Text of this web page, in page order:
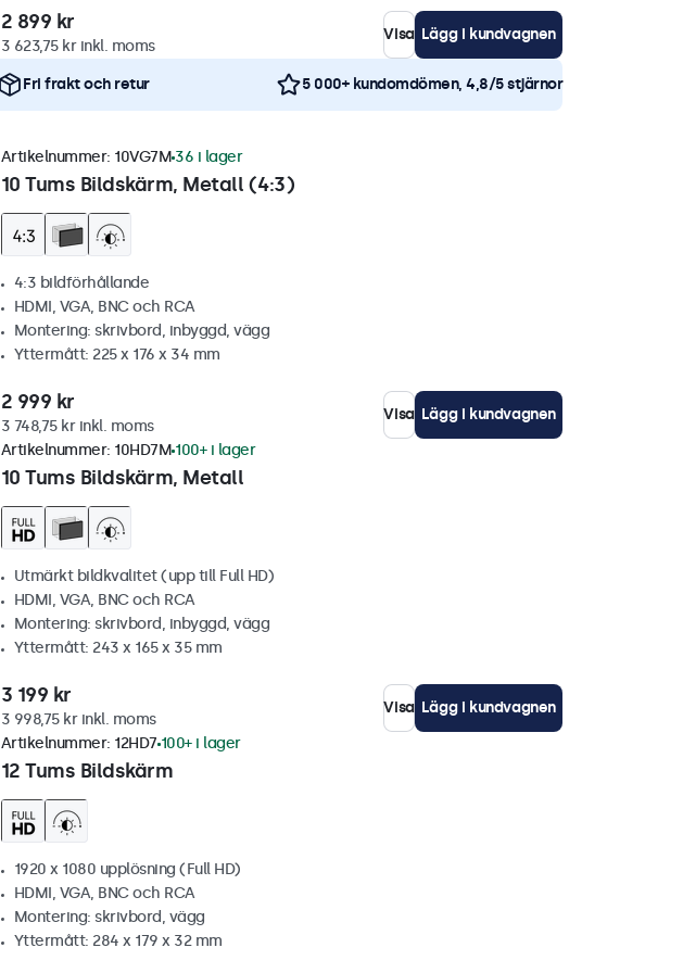
2 899 kr
3 623,75 kr inkl. moms
Visa Lägg i kundvagnen
Fri frakt och retur 5 000+ kundomdömen, 4,8/5 stjärnor
10 Tums Bildskärm, Metall (4:3)
Artikelnummer: 10VG7M 36 i lager
4:3 bildförhållande
HDMI, VGA, BNC och RCA
Montering: skrivbord, inbyggd, vägg
Yttermått: 225 x 176 x 34 mm
2 999 kr
3 748,75 kr inkl. moms
Visa Lägg i kundvagnen
10 Tums Bildskärm, Metall
Artikelnummer: 10HD7M 100+ i lager
Utmärkt bildkvalitet (upp till Full HD)
HDMI, VGA, BNC och RCA
Montering: skrivbord, inbyggd, vägg
Yttermått: 243 x 165 x 35 mm
3 199 kr
3 998,75 kr inkl. moms
Visa Lägg i kundvagnen
12 Tums Bildskärm
Artikelnummer: 12HD7 100+ i lager
1920 x 1080 upplösning (Full HD)
HDMI, VGA, BNC och RCA
Montering: skrivbord, vägg
Yttermått: 284 x 179 x 32 mm